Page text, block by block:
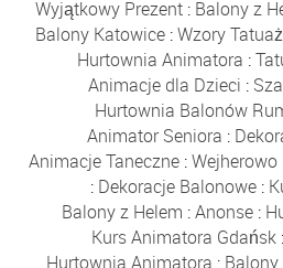
Wyjątkowy Prezent: Balony z
Balony Katowice:Wzory
Hurtownia Animatora :
Animacje dla Dzieci :
Hurtownia Balonów
Animator Seniora :
Animacje Taneczne :Wejherowo
: Dekoracje Balonowe :
Balony z Helem :Anonse :
Kurs Animatora Gdańsk :
Hurtownia Animatora : Balony